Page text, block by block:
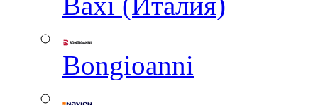
Вongioanni